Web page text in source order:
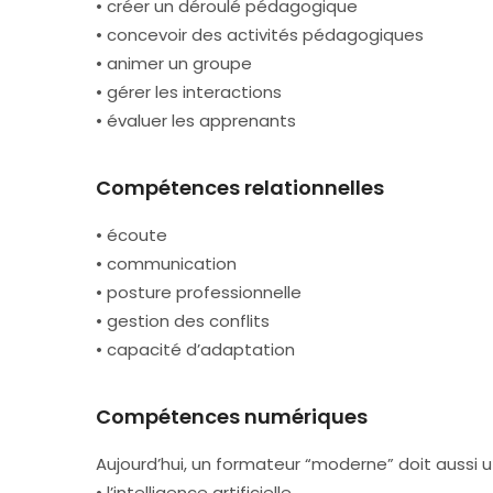
• créer un déroulé pédagogique
• concevoir des activités pédagogiques
• animer un groupe
• gérer les interactions
• évaluer les apprenants
Compétences relationnelles
• écoute
• communication
• posture professionnelle
• gestion des conflits
• capacité d’adaptation
Compétences numériques
Aujourd’hui, un formateur “moderne” doit aussi